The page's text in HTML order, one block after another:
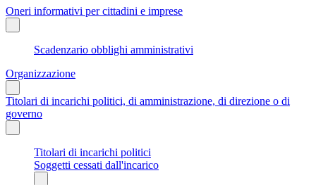
Oneri informativi per cittadini e imprese
Scadenzario obblighi amministrativi
Organizzazione
Titolari di incarichi politici, di amministrazione, di direzione o di
governo
Titolari di incarichi politici
Soggetti cessati dall'incarico